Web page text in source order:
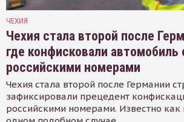
ЧЕХИЯ
Чехия стала второй после
где конфисковали автомобиль
российскими номерами
Чехия стала второй после Германии
зафиксировали прецедент
российскими номерами. Известно